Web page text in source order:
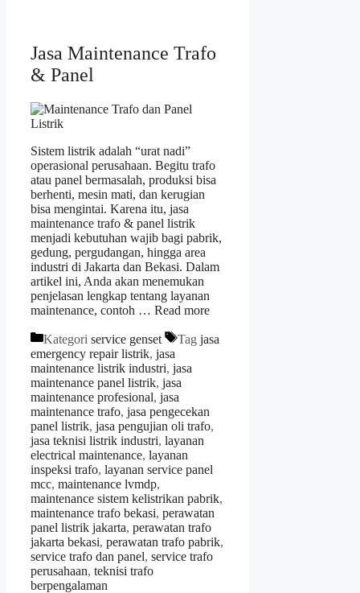
Jasa Maintenance Trafo
& Panel
Sistem listrik adalah “urat nadi”
operasional perusahaan. Begitu trafo
atau panel bermasalah, produksi bisa
berhenti, mesin mati, dan kerugian
bisa mengintai. Karena itu, jasa
maintenance trafo & panel listrik
menjadi kebutuhan wajib bagi pabrik,
gedung, pergudangan, hingga area
industri di Jakarta dan Bekasi. Dalam
artikel ini, Anda akan menemukan
penjelasan lengkap tentang layanan
maintenance, contoh … Read more
Kategori service genset Tag jasa
emergency repair listrik, jasa
maintenance listrik industri, jasa
maintenance panel listrik, jasa
maintenance profesional, jasa
maintenance trafo, jasa pengecekan
panel listrik, jasa pengujian oli trafo,
jasa teknisi listrik industri, layanan
electrical maintenance, layanan
inspeksi trafo, layanan service panel
mcc, maintenance lvmdp,
maintenance sistem kelistrikan pabrik,
maintenance trafo bekasi, perawatan
panel listrik jakarta, perawatan trafo
jakarta bekasi, perawatan trafo pabrik,
service trafo dan panel, service trafo
perusahaan, teknisi trafo
berpengalaman